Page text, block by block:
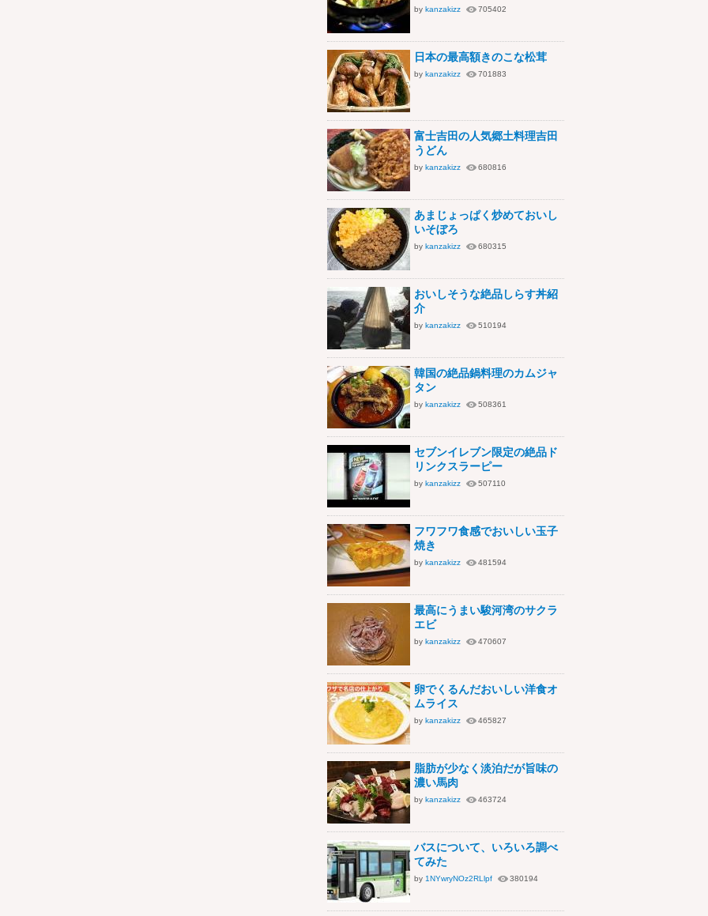
by kanzakizz 705402
日本の最高額きのこな松茸
by kanzakizz 701883
富士吉田の人気郷土料理吉田
うどん
by kanzakizz 680816
あまじょっぱく炒めておいし
いそぼろ
by kanzakizz 680315
おいしそうな絶品しらす丼紹
介
by kanzakizz 510194
韓国の絶品鍋料理のカムジャ
タン
by kanzakizz 508361
セブンイレブン限定の絶品ド
リンクスラーピー
by kanzakizz 507110
フワフワ食感でおいしい玉子
焼き
by kanzakizz 481594
最高にうまい駿河湾のサクラ
エビ
by kanzakizz 470607
卵でくるんだおいしい洋食オ
ムライス
by kanzakizz 465827
脂肪が少なく淡泊だが旨味の
濃い馬肉
by kanzakizz 463724
バスについて、いろいろ調べ
てみた
by 1NYwryNOz2RLlpf 380194